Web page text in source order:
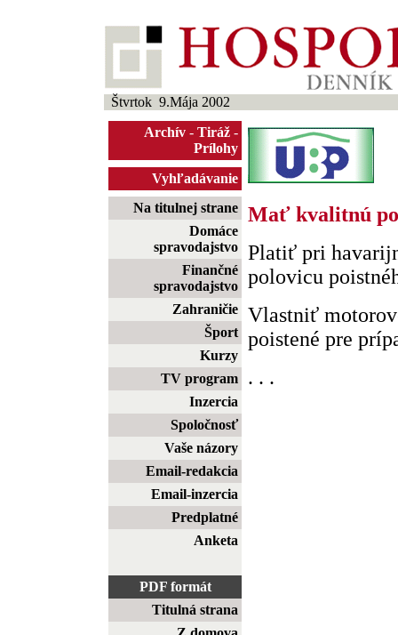
Štvrtok 9.Mája 2002
Archív - Tiráž -
Prílohy
Vyhľadávanie
Na titulnej strane
Domáce
spravodajstvo
Finančné
spravodajstvo
Zahraničie
Šport
Kurzy
TV program
Inzercia
Spoločnosť
Vaše názory
Email-redakcia
Email-inzercia
Predplatné
Anketa
PDF formát
Titulná strana
Mať kvalitnú
Platiť pri
polovicu
Vlastniť
poistené pre
. . .